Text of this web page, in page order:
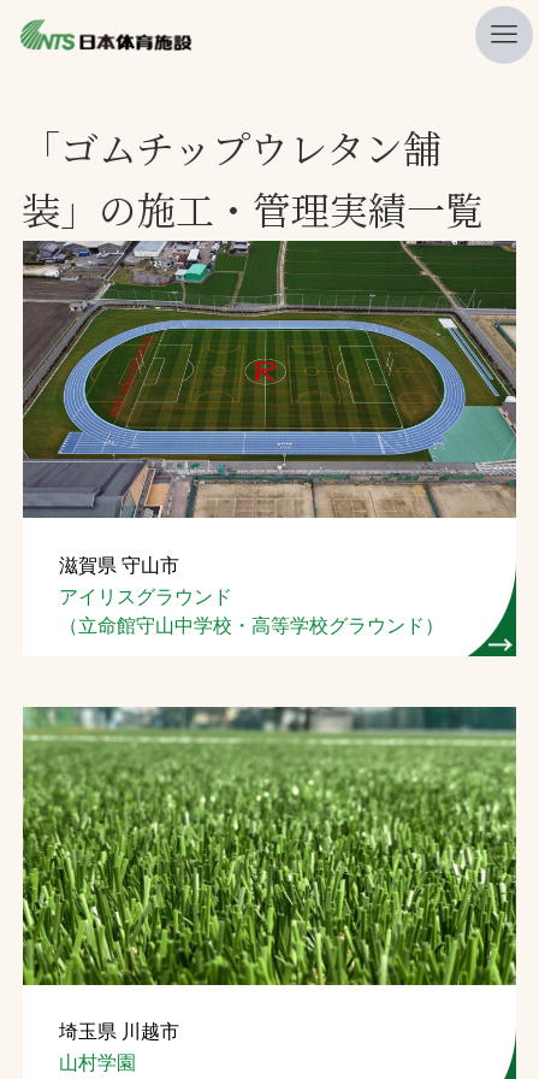
プレスリリース
レポート
製品・サービス一覧
施工・管理実績一覧
会社概要
採用情報
検索
お問合せ
お取引先の皆様へ
ソーシャルメディアポリシー
Instagram
FacebookYouTube
文字の見えづらさや操作にお困りの方へ
「ゴムチップウレタン舗
装」の施工・管理実績一覧
滋賀県 守山市
アイリスグラウンド
（立命館守山中学校・高等学校グラウンド）
埼玉県 川越市
山村学園